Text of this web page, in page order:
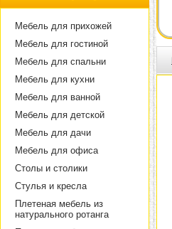
Мебель для прихожей
Мебель для гостиной
Мебель для спальни
Мебель для кухни
Мебель для ванной
Мебель для детской
Мебель для дачи
Мебель для офиса
Столы и столики
Стулья и кресла
Плетеная мебель из
натурального ротанга